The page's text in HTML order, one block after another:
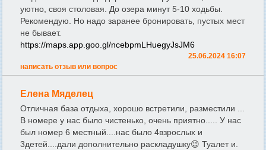
уютно, своя столовая. До озера минут 5-10 ходьбы.
Рекомендую. Но надо заранее бронировать, пустых мест
не бывает.
https://maps.app.goo.gl/ncebpmLHuegyJsJM6
25.06.2024 16:07
написать отзыв или вопрос
Елена Мяделец
Отличная база отдыха, хорошо встретили, разместили ...
В номере у нас было чистенько, очень приятно..... У нас
был номер 6 местный....нас было 4взрослых и
3детей....дали дополнительно раскладушку😉 Туалет и.